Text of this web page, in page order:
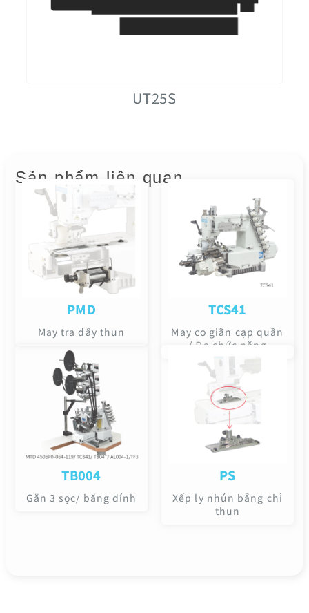
UT25S
Sản phẩm liên quan
PMD
May tra dây thun
TCS41
May co giãn cạp quần
/ Đa chức năng
TB004
Gắn 3 sọc/ băng dính
PS
Xếp ly nhún bằng chỉ
thun